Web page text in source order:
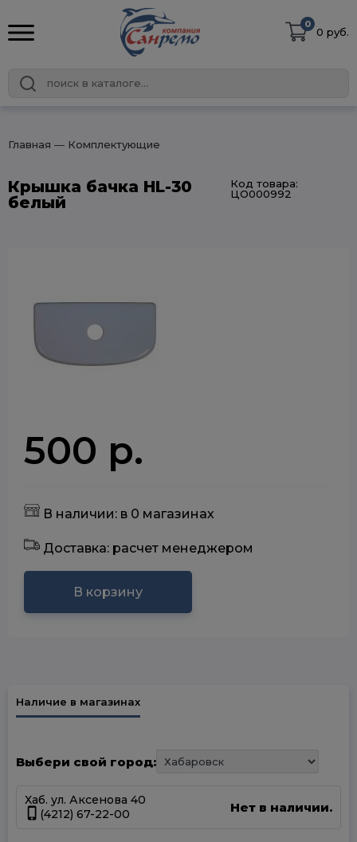
0
0 руб.
Главная ― Комплектующие
Крышка бачка HL-30
белый
Код товара:
ЦО000992
500 р.
В наличии: в 0 магазинах
Доставка: расчет менеджером
В корзину
Наличие в магазинах
Выбери свой город:
Хаб. ул. Аксенова 40
(4212) 67-22-00
Нет в наличии.